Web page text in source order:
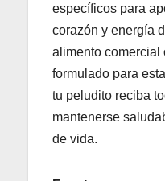
específicos para
corazón y energía
alimento comercial
formulado para
tu peludito reciba
mantenerse
de vida.